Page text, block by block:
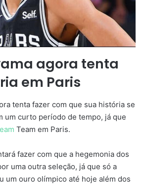
agora tenta
em Paris
tenta fazer com que sua história se
um curto período de tempo, já que
Team em Paris.
fazer com que a hegemonia dos
uma outra seleção, já que só a
um ouro olímpico até hoje além dos